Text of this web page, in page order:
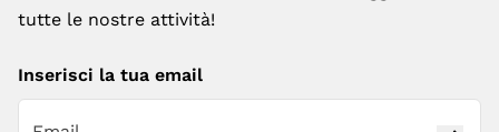
tutte le nostre attività!
Inserisci la tua email